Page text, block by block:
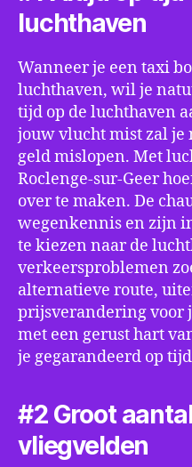
luchthaven
Wanneer je een taxi
luchthaven, wil je
tijd op de luchthaven
jouw vlucht mist zal je
geld mislopen. Met
Roclenge-sur-Geer
over te maken. De
wegenkennis en zijn
te kiezen naar de
verkeersproblemen
alternatieve route,
prijsverandering voor
met een gerust hart
je gegarandeerd op
#2 Groot
vliegvelden